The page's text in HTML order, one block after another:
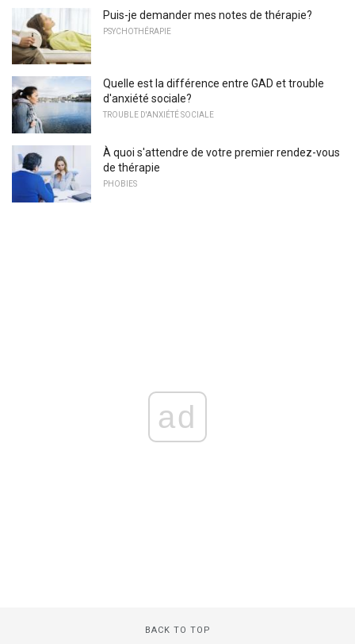
Puis-je demander mes notes de thérapie?
PSYCHOTHÉRAPIE
Quelle est la différence entre GAD et trouble
d'anxiété sociale?
TROUBLE D'ANXIÉTÉ SOCIALE
À quoi s'attendre de votre premier rendez-vous
de thérapie
PHOBIES
ad
BACK TO TOP